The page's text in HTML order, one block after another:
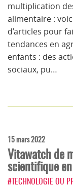
multiplication
alimentaire :
d’articles pour
tendances en
enfants : des
sociaux, pu…
15 mars 2022
Vitawatch de
scientifique
#TECHNOLOGIE OU